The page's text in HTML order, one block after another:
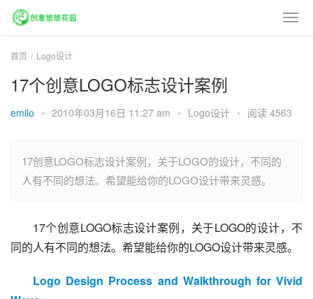
首页 Logo设计
17个创意LOGO标志设计案例
emilo • 2010年03月16日 11:27 am • Logo设计 • 阅读 4563
17创意LOGO标志设计案例，关于LOGO的设计，不同的
人有不同的想法。希望能给你的LOGO设计带来灵感。
17个创意LOGO标志设计案例，关于LOGO的设计，不
同的人有不同的想法。希望能给你的LOGO设计带来灵感。
Logo Design Process and Walkthrough for Vivid